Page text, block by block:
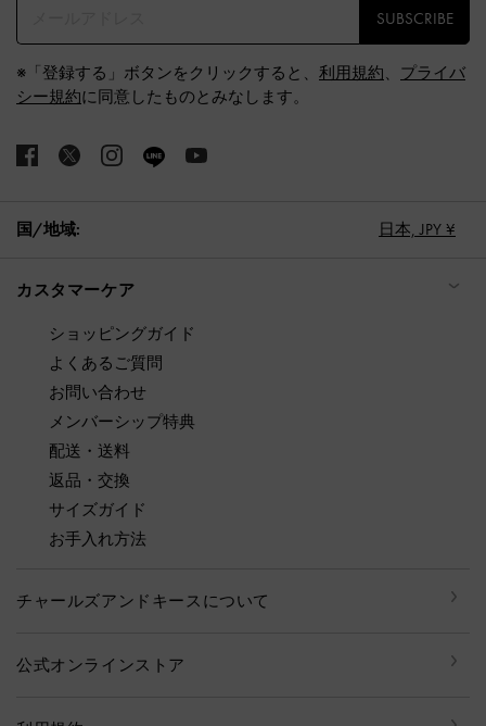
SUBSCRIBE
※「登録する」ボタンをクリックすると、 利用規約、 プライバ
シー規約に同意したものとみなします。
国/地域: 日本, JPY ¥
カスタマーケア
ショッピングガイド
よくあるご質問
お問い合わせ
メンバーシップ特典
配送・送料
返品・交換
サイズガイド
お手入れ方法
チャールズアンドキースについて
公式オンラインストア